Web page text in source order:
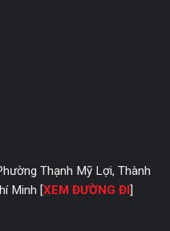
Thạnh Mỹ Lợi, Thành
Minh [XEM ĐƯỜNG ĐI]